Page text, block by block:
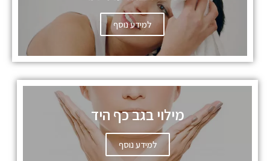
למידע נוסף
מילוי בגב כף היד
למידע נוסף